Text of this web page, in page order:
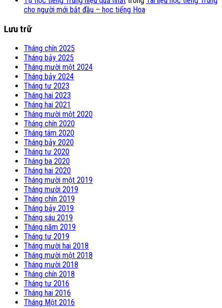
cho người mới bắt đầu – học tiếng Hoa
Lưu trữ
Tháng chín 2025
Tháng bảy 2025
Tháng mười một 2024
Tháng bảy 2024
Tháng tư 2023
Tháng hai 2023
Tháng hai 2021
Tháng mười một 2020
Tháng chín 2020
Tháng tám 2020
Tháng bảy 2020
Tháng tư 2020
Tháng ba 2020
Tháng hai 2020
Tháng mười một 2019
Tháng mười 2019
Tháng chín 2019
Tháng bảy 2019
Tháng sáu 2019
Tháng năm 2019
Tháng tư 2019
Tháng mười hai 2018
Tháng mười một 2018
Tháng mười 2018
Tháng chín 2018
Tháng tư 2016
Tháng hai 2016
Tháng Một 2016